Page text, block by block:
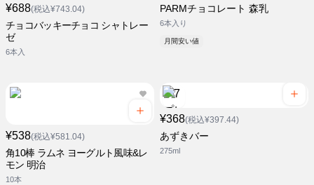
¥688(税込¥743.04)
チョコバッキーチョコ シャトレー
ゼ
6本入
PARMチョコレート 森乳
6本入り
月間安い値
¥538(税込¥581.04)
角10棒 ラムネ ヨーグルト風味&レ
モン 明治
10本
¥368(税込¥397.44)
あずきバー
275ml